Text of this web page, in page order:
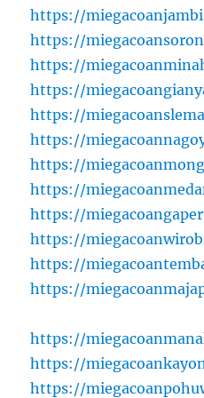
https://
https://
https://
https://
https://
https://
https://
https://
https://
https://
https://
https://
https://
https://
https://